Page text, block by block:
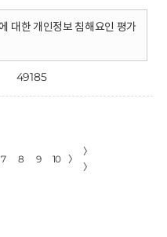
대한 개인정보 침해요인 평가
49185
7 8 9 10 〉
〉
〉